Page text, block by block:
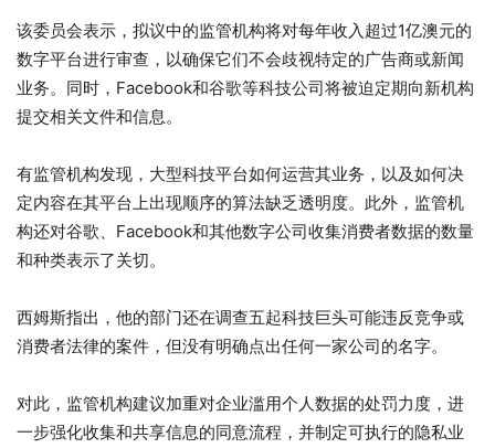
该委员会表示，拟议中的监管机构将对每年收入超过1亿澳元的
数字平台进行审查，以确保它们不会歧视特定的广告商或新闻
业务。同时，Facebook和谷歌等科技公司将被迫定期向新机构
提交相关文件和信息。
有监管机构发现，大型科技平台如何运营其业务，以及如何决
定内容在其平台上出现顺序的算法缺乏透明度。此外，监管机
构还对谷歌、Facebook和其他数字公司收集消费者数据的数量
和种类表示了关切。
西姆斯指出，他的部门还在调查五起科技巨头可能违反竞争或
消费者法律的案件，但没有明确点出任何一家公司的名字。
对此，监管机构建议加重对企业滥用个人数据的处罚力度，进
一步强化收集和共享信息的同意流程，并制定可执行的隐私业